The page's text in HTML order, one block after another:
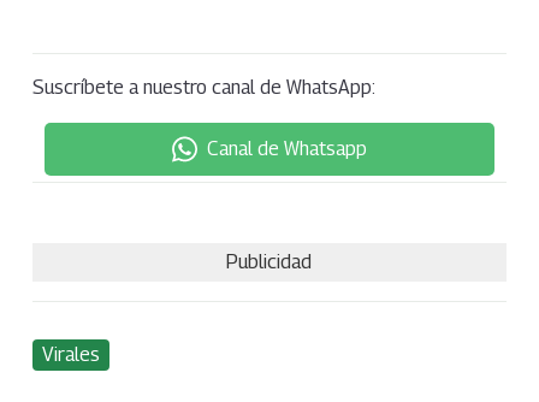
Suscríbete a nuestro canal de WhatsApp:
Canal de Whatsapp
Publicidad
Virales